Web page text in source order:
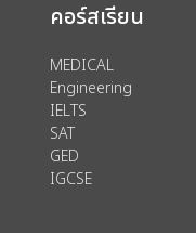
คอร์สเรียน
MEDICAL
Engineering
IELTS
SAT
GED
IGCSE